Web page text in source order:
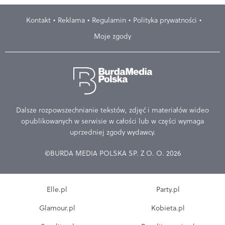
Kontakt Reklama Regulamin
Polityka prywatności
Moje zgody
Dalsze rozpowszechnianie tekstów, zdjęć i materiałów wideo
opublikowanych w serwisie w całości lub w części wymaga
uprzedniej zgody wydawcy.
©BURDA MEDIA POLSKA SP. Z O. O. 2026
Elle.pl
Glamour.pl
Party.pl
Kobieta.pl